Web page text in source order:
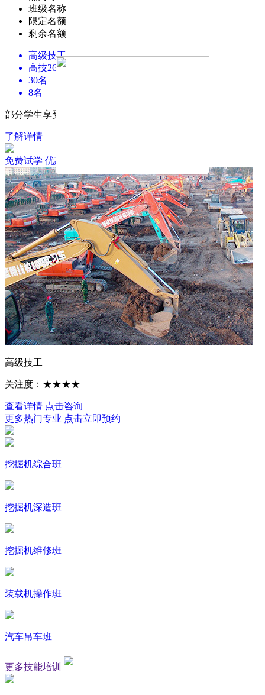
班级名称
限定名额
剩余名额
高级技工
高技2605班
30名
8名
部分学生享受国家财政生活补助每年2000元
了解详情
免费试学 优惠政策
高级技工
关注度：★★★★
查看详情 点击咨询
更多热门专业 点击立即预约
挖掘机综合班
挖掘机深造班
挖掘机维修班
装载机操作班
汽车吊车班
更多技能培训